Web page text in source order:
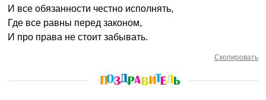
И все обязанности честно исполнять,
Где все равны перед законом,
И про права не стоит забывать.
Скопировать